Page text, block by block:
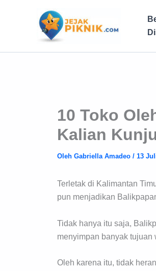
10 Toko
Kalian
Oleh Gabriella Amadeo / 13
Terletak di Kalimantan
pun menjadikan
Tidak hanya itu saja,
menyimpan banyak
Oleh karena itu, tidak